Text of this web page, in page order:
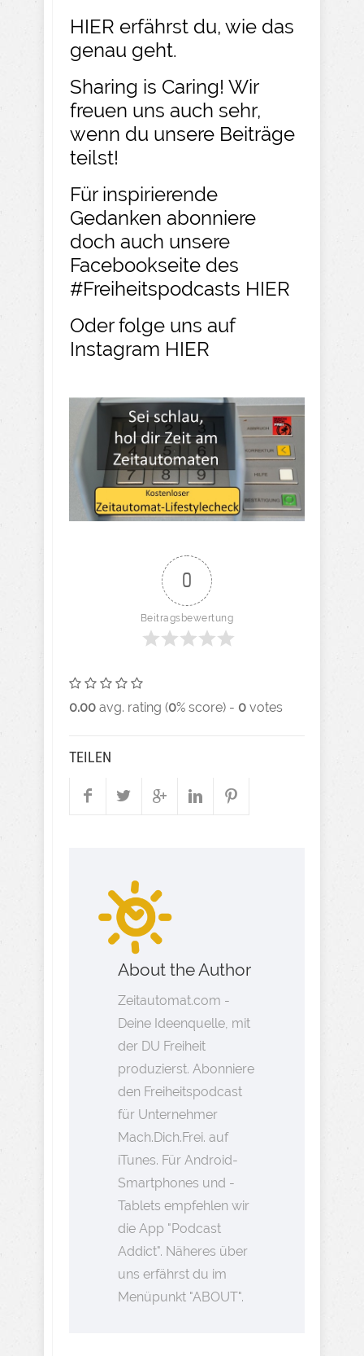
HIER erfährst du, wie das
genau geht.​
Sharing is Caring! Wir
freuen uns auch sehr,
wenn du unsere Beiträge
teilst!​
Für inspirierende
Gedanken abonniere
doch auch unsere
Facebookseite des
#Freiheitspodcasts HIER
Oder folge uns auf
Instagram HIER​
0
Beitragsbewertung
0.00 avg. rating (0% score) - 0 votes
TEILEN
About the Author
Zeitautomat.com -
Deine Ideenquelle, mit
der DU Freiheit
produzierst. Abonniere
den Freiheitspodcast
für Unternehmer
Mach.Dich.Frei. auf
iTunes. Für Android-
Smartphones und -
Tablets empfehlen wir
die App "Podcast
Addict". Näheres über
uns erfährst du im
Menüpunkt "ABOUT".